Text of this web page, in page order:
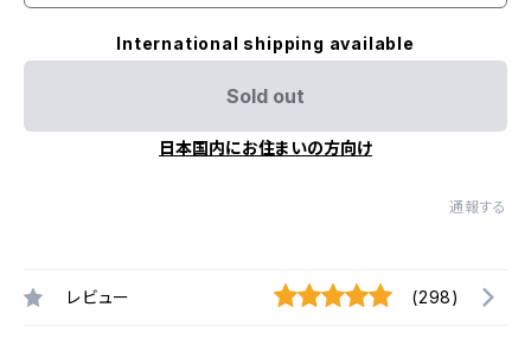
International shipping available
Sold out
日本国内にお住まいの方向け
通報する
レビュー (298)